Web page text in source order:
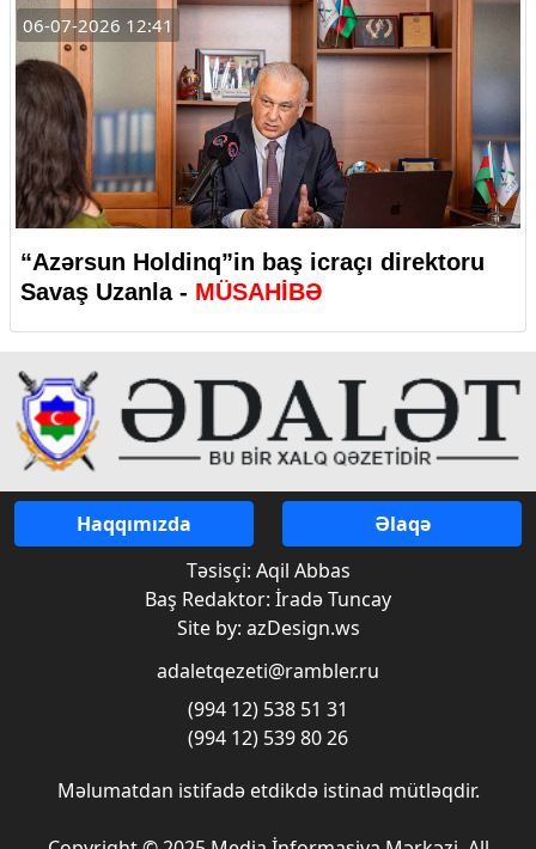
06-07-2026 12:41
“Azərsun Holdinq”in baş icraçı direktoru
Savaş Uzanla - MÜSAHİBƏ
Haqqımızda
Əlaqə
Təsisçi: Aqil Abbas
Baş Redaktor: İradə Tuncay
Site by: azDesign.ws
adaletqezeti@rambler.ru
(994 12) 538 51 31
(994 12) 539 80 26
Məlumatdan istifadə etdikdə istinad mütləqdir.